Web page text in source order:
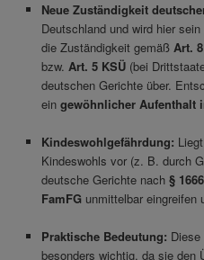
Neue Zuständigkeit
Deutschland und wird hier
die Zuständigkeit gemäß Art.
bzw. Art. 5 KSÜ(bei
deutschen Gerichte über.
ein gewöhnlicher Aufenthalt
Kindeswohlgefährdung:
Kindeswohls vor (z. B. durch
deutsche Gerichte nach §
FamFGunmittelbar eingreifen
Praktische Bedeutung:
besonders wichtig, da sie den